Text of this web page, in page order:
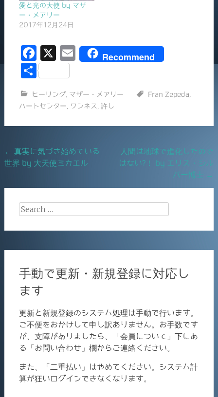
愛と光の大使 by マザ
ー・メアリー
2017年12月24日
F
a
e
o
o
k
X
E
l
Recommend
共
ヒーリング, マザー・メアリー Fran Zepeda
ハートセンター
ワンネス 許し
Post
navigation
← 真実に気づき始めている
世界 by 大天使ミカエル
人間は地球で進化したので
はない?！ by エリス・シル
バー博士 →
Search
手動で更新・新規登録に対応し
ます
更新と新規登録のシステム処理は手動で行います。
ご不便をおかけして申し訳ありません。お手数です
が、支障がありましたら、「会員について」下にあ
る「お問い合わせ」欄からご連絡ください。
また、「二重払い」はやめてください。システム計
算が狂いログインできなくなります。